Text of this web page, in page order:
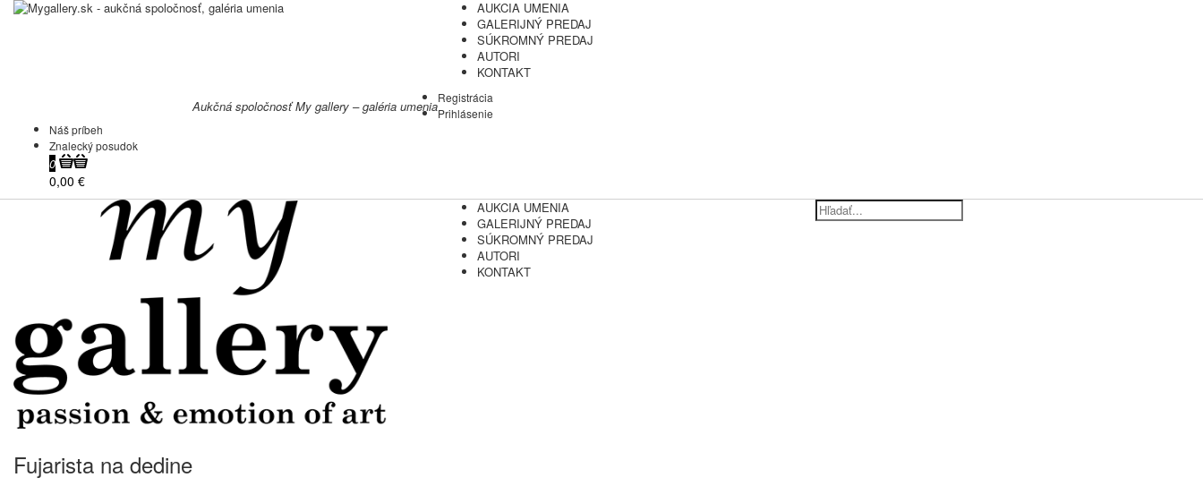
AUKCIA UMENIA
GALERIJNÝ PREDAJ
SÚKROMNÝ PREDAJ
AUTORI
KONTAKT
Aukčná spoločnosť My gallery – galéria umenia
Registrácia
Prihlásenie
Náš príbeh
Znalecký posudok
0
0,00 €
AUKCIA UMENIA
GALERIJNÝ PREDAJ
SÚKROMNÝ PREDAJ
AUTORI
KONTAKT
Fujarista na dedine